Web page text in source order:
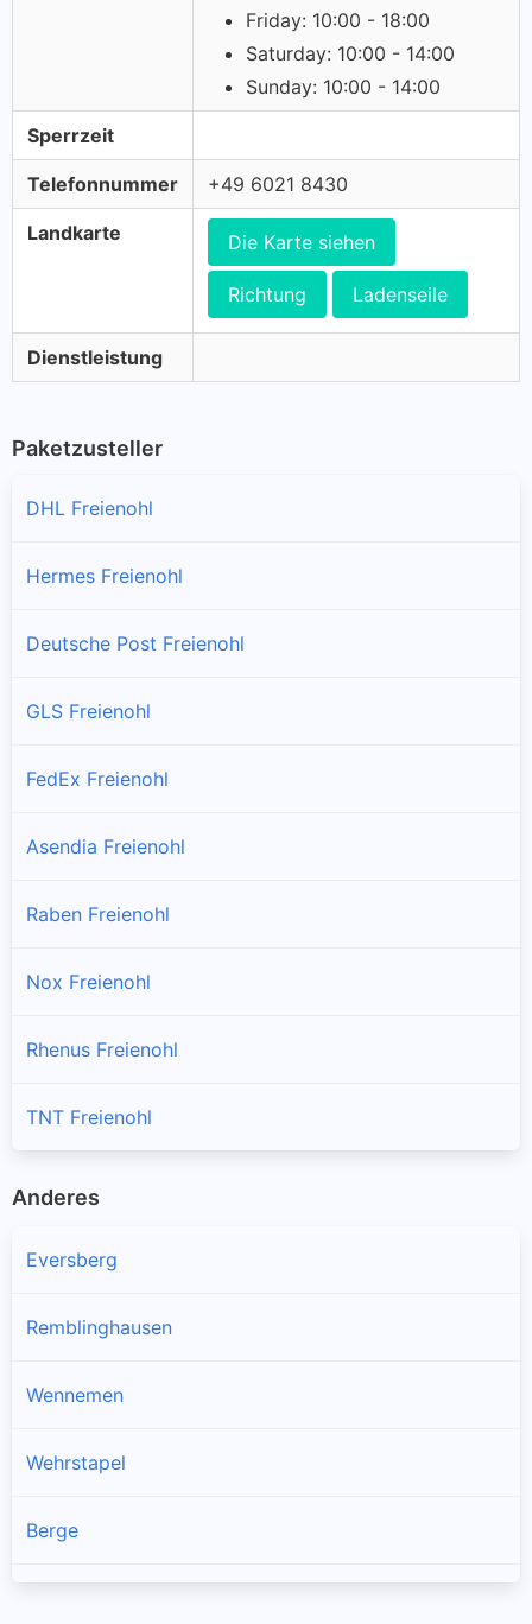
Friday: 10:00 - 18:00
Saturday: 10:00 - 14:00
Sunday: 10:00 - 14:00
Sperrzeit
Telefonnummer +49 6021 8430
Landkarte Die Karte siehen
Richtung Ladenseile
Dienstleistung
Paketzusteller
DHL Freienohl
Hermes Freienohl
Deutsche Post Freienohl
GLS Freienohl
FedEx Freienohl
Asendia Freienohl
Raben Freienohl
Nox Freienohl
Rhenus Freienohl
TNT Freienohl
Anderes
Eversberg
Remblinghausen
Wennemen
Wehrstapel
Berge